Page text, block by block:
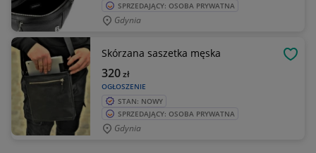
SPRZEDAJĄCY: OSOBA PRYWATNA
Gdynia
Skórzana saszetka męska
OGŁOSZENIE
320zł
STAN: NOWY
SPRZEDAJĄCY: OSOBA PRYWATNA
Gdynia